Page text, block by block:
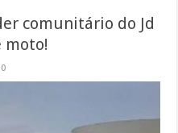
comunitário do Jd
moto!
0